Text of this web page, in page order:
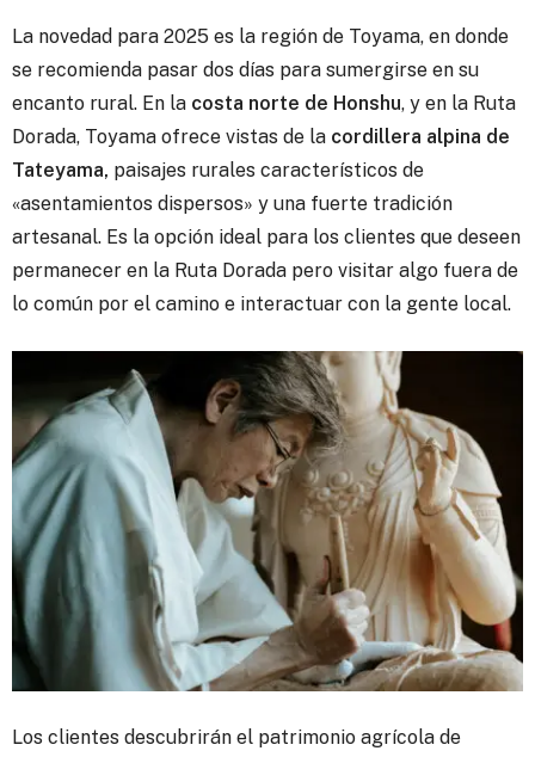
La novedad para 2025 es la región de Toyama, en donde
se recomienda pasar dos días para sumergirse en su
encanto rural. En la costa norte de Honshu, y en la Ruta
Dorada, Toyama ofrece vistas de la cordillera alpina de
Tateyama, paisajes rurales característicos de
«asentamientos dispersos» y una fuerte tradición
artesanal. Es la opción ideal para los clientes que deseen
permanecer en la Ruta Dorada pero visitar algo fuera de
lo común por el camino e interactuar con la gente local.
Los clientes descubrirán el patrimonio agrícola de